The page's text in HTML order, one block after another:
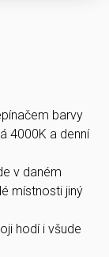
barvy
4000K a denní
v daném
místnosti jiný
hodí i všude